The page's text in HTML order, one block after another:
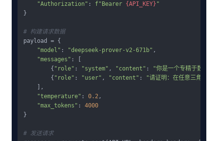
"Authorization" : f"Bearer {API_KEY} "
}
# 构建请求数据
payload = {
"model" : "deepseek-prover-v2-671b" ,
"messages" : [
        {
"role" : "system" , "content" :
"你是一个专精于数学证
        {
"role" : "user" , "content" :
"请证明：在任意三角形中
    ],
"temperature" : 0.2,
"max_tokens" : 4000
}
# 发送请求